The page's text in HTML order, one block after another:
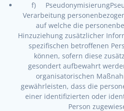
f)
Verarbeitung
auf welche die
Hinzuziehung zusätzlicher
spezifischen betroffenen
können, sofern diese
gesondert aufbewahrt
organisatorischen
gewährleisten, dass die
einer identifizierten oder
Person